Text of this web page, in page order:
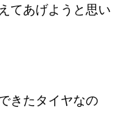
てあげようと思い
きたタイヤなの